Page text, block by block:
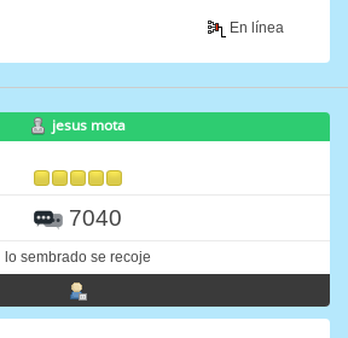
En línea
jesus mota
7040
lo sembrado se recoje